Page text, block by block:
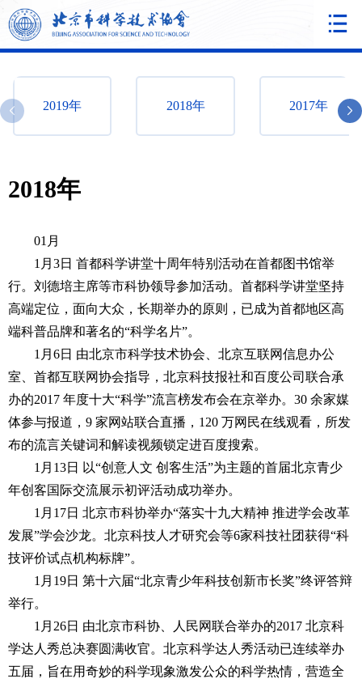
2019年 2018年 2017年
2018年
01月
1月3日 首都科学讲堂十周年特别活动在首都图书馆举
行。刘德培主席等市科协领导参加活动。首都科学讲堂坚持
高端定位，面向大众，长期举办的原则，已成为首都地区高
端科普品牌和著名的“科学名片”。
1月6日 由北京市科学技术协会、北京互联网信息办公
室、首都互联网协会指导，北京科技报社和百度公司联合承
办的2017 年度十大“科学”流言榜发布会在京举办。30 余家媒
体参与报道，9 家网站联合直播，120 万网民在线观看，所发
布的流言关键词和解读视频锁定进百度搜索。
1月13日 以“创意人文 创客生活”为主题的首届北京青少
年创客国际交流展示初评活动成功举办。
1月17日 北京市科协举办“落实十九大精神 推进学会改革
发展”学会沙龙。北京科技人才研究会等6家科技社团获得“科
技评价试点机构标牌”。
1月19日 第十六届“北京青少年科技创新市长奖”终评答辩
举行。
1月26日 由北京市科协、人民网联合举办的2017 北京科
学达人秀总决赛圆满收官。北京科学达人秀活动已连续举办
五届，旨在用奇妙的科学现象激发公众的科学热情，营造全